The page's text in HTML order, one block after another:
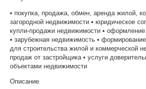
• покупка, продажа, обмен, аренда жилой,
загородной недвижимости • юридическое
купли-продажи недвижимости •
• зарубежная недвижимость •
для строительства жилой и коммерческой
продаж от застройщика • услуги
объектами недвижимости
Описание